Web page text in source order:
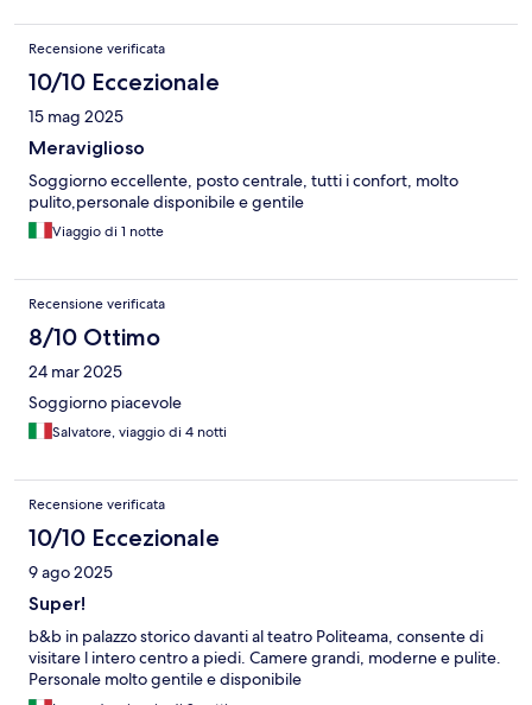
Recensione verificata
10/10 Eccezionale
15 mag 2025
Meraviglioso
Soggiorno eccellente, posto centrale, tutti i confort, molto
pulito,personale disponibile e gentile
Viaggio di 1 notte
Recensione verificata
8/10 Ottimo
24 mar 2025
Soggiorno piacevole
Salvatore, viaggio di 4 notti
Recensione verificata
10/10 Eccezionale
9 ago 2025
Super!
b&b in palazzo storico davanti al teatro Politeama, consente di
visitare l intero centro a piedi. Camere grandi, moderne e pulite.
Personale molto gentile e disponibile